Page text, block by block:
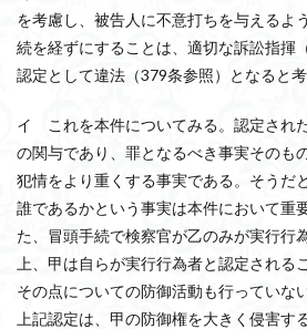
を考慮し、被告人に不意打ちを与えるよ
続を経ずにすることは、適切な訴訟指揮
認定として違法（379条参照）となると考
イ これを本件についてみる。認定され
の関与であり、罪となるべき事実そのも
犯情をより重くする事実である。そうだ
誰であるかという事実は本件において重
た、冒頭手続で検察官が乙のみが実行行
上、甲は自らが実行行為者と認定される
その点についての防御活動も行っていな
上記認定は、甲の防御権を大きく侵害す